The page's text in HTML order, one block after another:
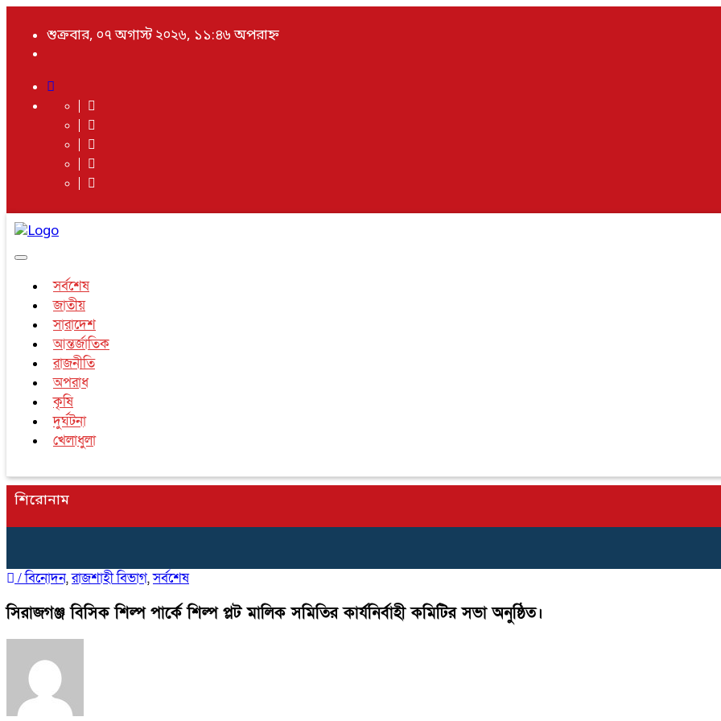
শুক্রবার, ০৭ অগাস্ট ২০২৬, ১১:৪৬ অপরাহ্ন
Toggle
navigationসর্বশেষ
জাতীয়
সারাদেশ
আন্তর্জাতিক
রাজনীতি
অপরাধ
কৃষি
দুর্ঘটনা
খেলাধুলা
শিরোনাম
/বিনোদন,রাজশাহী বিভাগ,সর্বশেষ
সিরাজগঞ্জ বিসিক শিল্প পার্কে শিল্প প্লট মালিক সমিতির কার্যনির্বাহী কমিটির সভা অনুষ্ঠিত।